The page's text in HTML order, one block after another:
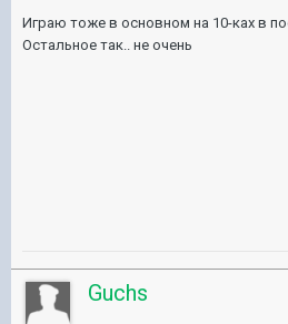
Играю тоже в основном на 10-ках в
Остальное так.. не очень
Guchs